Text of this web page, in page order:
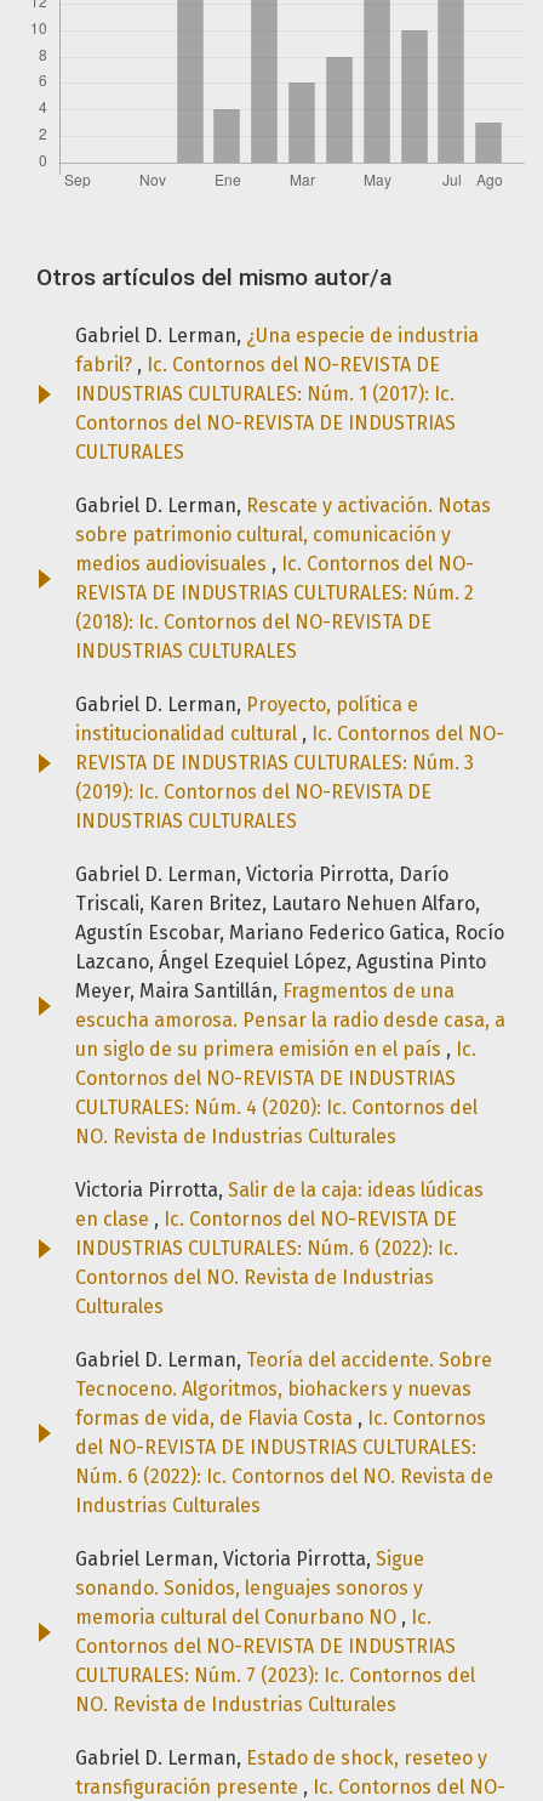
Otros artículos del mismo autor/a
Gabriel D. Lerman, ¿Una especie de industria
fabril? , Ic. Contornos del NO-REVISTA DE
INDUSTRIAS CULTURALES: Núm. 1 (2017): Ic.
Contornos del NO-REVISTA DE INDUSTRIAS
CULTURALES
Gabriel D. Lerman, Rescate y activación. Notas
sobre patrimonio cultural, comunicación y
medios audiovisuales , Ic. Contornos del NO-
REVISTA DE INDUSTRIAS CULTURALES: Núm. 2
(2018): Ic. Contornos del NO-REVISTA DE
INDUSTRIAS CULTURALES
Gabriel D. Lerman, Proyecto, política e
institucionalidad cultural , Ic. Contornos del NO-
REVISTA DE INDUSTRIAS CULTURALES: Núm. 3
(2019): Ic. Contornos del NO-REVISTA DE
INDUSTRIAS CULTURALES
Gabriel D. Lerman, Victoria Pirrotta, Darío
Triscali, Karen Britez, Lautaro Nehuen Alfaro,
Agustín Escobar, Mariano Federico Gatica, Rocío
Lazcano, Ángel Ezequiel López, Agustina Pinto
Meyer, Maira Santillán, Fragmentos de una
escucha amorosa. Pensar la radio desde casa, a
un siglo de su primera emisión en el país , Ic.
Contornos del NO-REVISTA DE INDUSTRIAS
CULTURALES: Núm. 4 (2020): Ic. Contornos del
NO. Revista de Industrias Culturales
Victoria Pirrotta, Salir de la caja: ideas lúdicas
en clase , Ic. Contornos del NO-REVISTA DE
INDUSTRIAS CULTURALES: Núm. 6 (2022): Ic.
Contornos del NO. Revista de Industrias
Culturales
Gabriel D. Lerman, Teoría del accidente. Sobre
Tecnoceno. Algoritmos, biohackers y nuevas
formas de vida, de Flavia Costa , Ic. Contornos
del NO-REVISTA DE INDUSTRIAS CULTURALES:
Núm. 6 (2022): Ic. Contornos del NO. Revista de
Industrias Culturales
Gabriel Lerman, Victoria Pirrotta, Sigue
sonando. Sonidos, lenguajes sonoros y
memoria cultural del Conurbano NO , Ic.
Contornos del NO-REVISTA DE INDUSTRIAS
CULTURALES: Núm. 7 (2023): Ic. Contornos del
NO. Revista de Industrias Culturales
Gabriel D. Lerman, Estado de shock, reseteo y
transfiguración presente , Ic. Contornos del NO-